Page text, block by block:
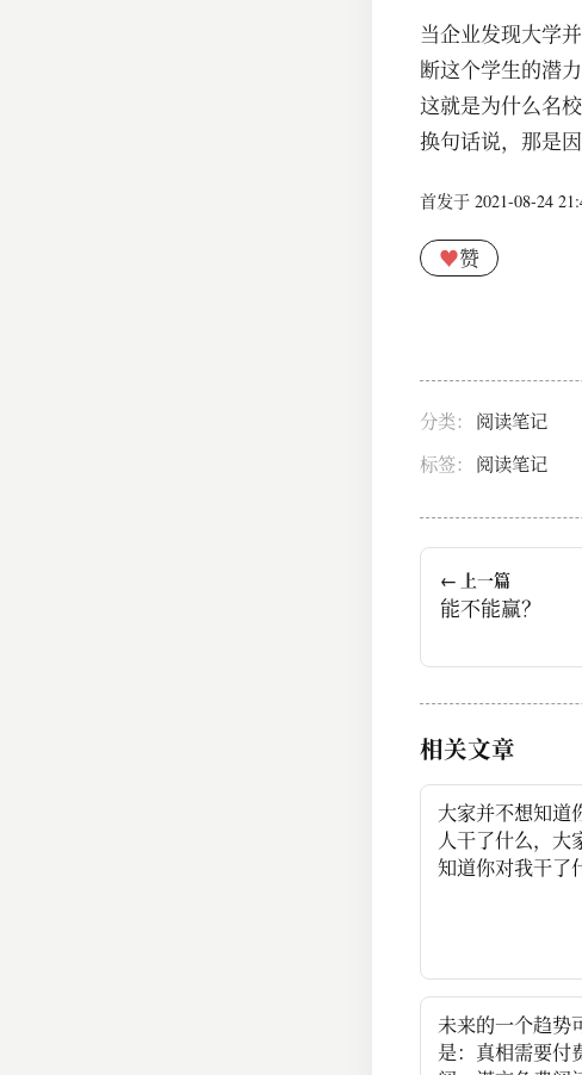
当企业发现大学
断这个学生的潜力
这就是为什么名
换句话说，那是
首发于 2021-08-24
♥赞
分类：
阅读笔记
标签：
阅读笔记
← 上一篇
能不能赢？
相关文章
大家并不想知道
人干了什么，大
知道你对我干了
未来的一个趋势
是：真相需要付